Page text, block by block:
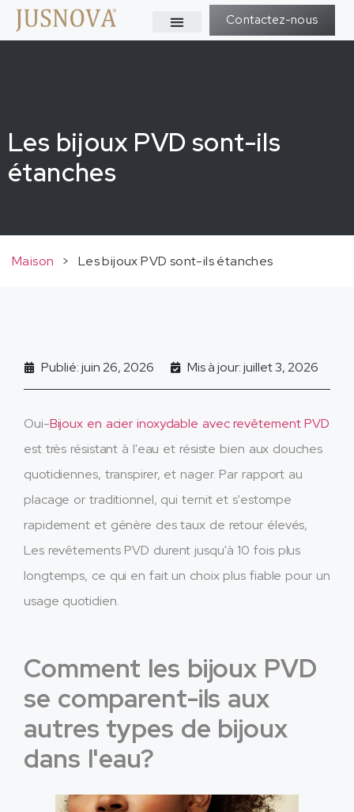
Contactez-nous
Les bijoux PVD sont-ils
étanches
Maison > Les bijoux PVD sont-ils étanches
Publié: juin 26, 2026 Mis à jour: juillet 3, 2026
Oui-Bijoux en acier inoxydable avec revêtement PVD
est très résistant à l'eau et résiste bien aux douches
quotidiennes, transpirer, et nager. Par rapport au
placage or traditionnel, qui ternit et s'estompe
rapidement et génère des taux de retour élevés,
Les revêtements PVD durent jusqu'à 10 fois plus
longtemps, ce qui en fait un choix plus fiable pour un
usage quotidien.
Comment les bijoux PVD
se comparent-ils aux
autres types de bijoux
dans l'eau?